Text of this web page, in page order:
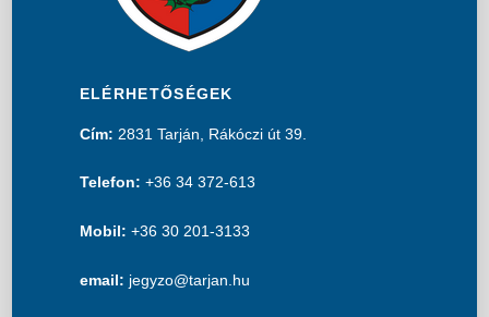
ELÉRHETŐSÉGEK
Cím: 2831 Tarján, Rákóczi út 39.
Telefon: +36 34 372-613
Mobil: +36 30 201-3133
email: jegyzo@tarjan.hu